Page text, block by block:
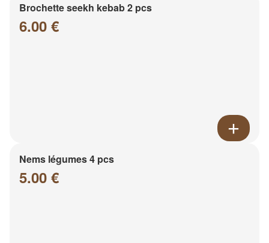
Brochette seekh kebab 2 pcs
6.00 €
Nems légumes 4 pcs
5.00 €